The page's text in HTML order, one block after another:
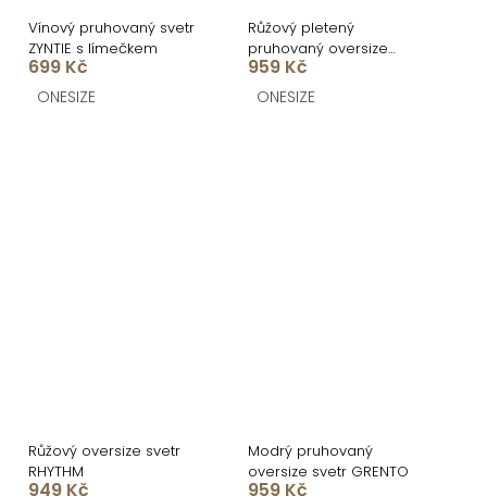
Vínový pruhovaný svetr
ZYNTIE s límečkem
699 Kč
ONESIZE
Růžový pletený
pruhovaný oversize
cardigan GRENTO
959 Kč
ONESIZE
Růžový oversize svetr
RHYTHM
949 Kč
Modrý pruhovaný
oversize svetr GRENTO
959 Kč